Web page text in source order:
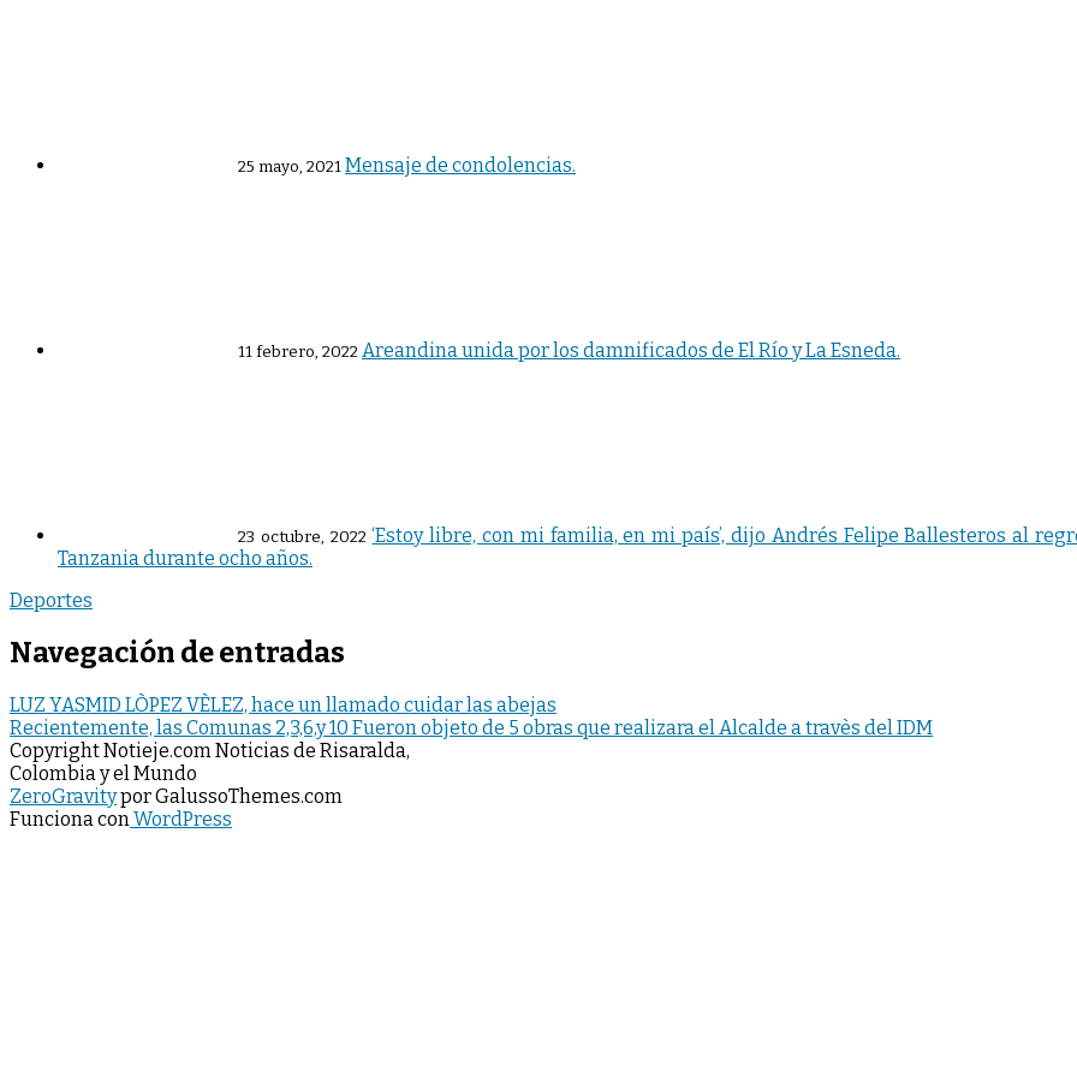
25 mayo, 2021Mensaje de condolencias.
11 febrero, 2022Areandina unida por los damnificados de El Río y La Esneda.
23 octubre, 2022 ‘Estoy libre, con mi familia, en mi país’, dijo Andrés Felipe Ballesteros al
Tanzania durante ocho años.
Deportes
Navegación de entradas
LUZ YASMID LÒPEZ VÈLEZ, hace un llamado cuidar las abejas
Recientemente, las Comunas 2,3,6,y 10 Fueron objeto de 5 obras que realizara el Alcalde a travès del IDM
Copyright Notieje.com Noticias de Risaralda,
Colombia y el Mundo
ZeroGravitypor GalussoThemes.com
Funciona conWordPress